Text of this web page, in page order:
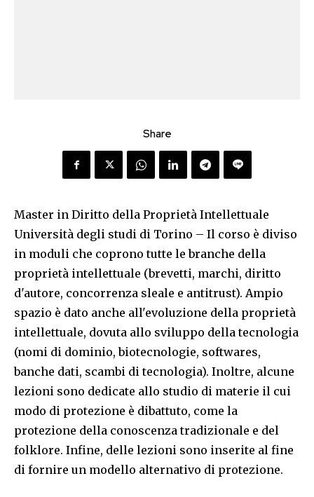
Share
Master in Diritto della Proprietà Intellettuale
Università degli studi di Torino – Il corso è diviso
in moduli che coprono tutte le branche della
proprietà intellettuale (brevetti, marchi, diritto
d'autore, concorrenza sleale e antitrust). Ampio
spazio è dato anche all'evoluzione della proprietà
intellettuale, dovuta allo sviluppo della tecnologia
(nomi di dominio, biotecnologie, softwares,
banche dati, scambi di tecnologia). Inoltre, alcune
lezioni sono dedicate allo studio di materie il cui
modo di protezione è dibattuto, come la
protezione della conoscenza tradizionale e del
folklore. Infine, delle lezioni sono inserite al fine
di fornire un modello alternativo di protezione.